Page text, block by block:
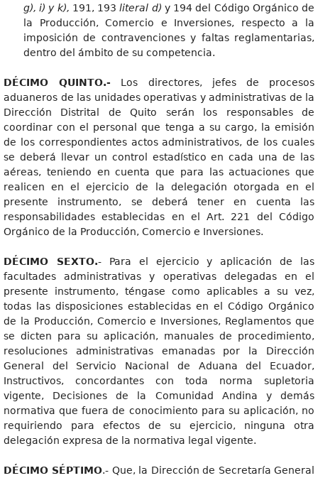
g), i) y k), 191, 193literal d) y 194 del Código Orgánico de
la Producción, Comercio e Inversiones, respecto a la
imposición de contravenciones y faltas reglamentarias,
dentro del ámbito de su competencia.
DÉCIMO QUINTO.- Los directores, jefes de procesos
aduaneros de las unidades operativas y administrativas de la
Dirección Distrital de Quito serán los responsables de
coordinar con el personal que tenga a su cargo, la emisión
de los correspondientes actos administrativos, de los cuales
se deberá llevar un control estadístico en cada una de las
aéreas, teniendo en cuenta que para las actuaciones que
realicen en el ejercicio de la delegación otorgada en el
presente instrumento, se deberá tener en cuenta las
responsabilidades establecidas en el Art. 221 del Código
Orgánico de la Producción, Comercio e Inversiones.
DÉCIMO SEXTO.- Para el ejercicio y aplicación de las
facultades administrativas y operativas delegadas en el
presente instrumento, téngase como aplicables a su vez,
todas las disposiciones establecidas en el Código Orgánico
de la Producción, Comercio e Inversiones, Reglamentos que
se dicten para su aplicación, manuales de procedimiento,
resoluciones administrativas emanadas por la Dirección
General del Servicio Nacional de Aduana del Ecuador,
Instructivos, concordantes con toda norma supletoria
vigente, Decisiones de la Comunidad Andina y demás
normativa que fuera de conocimiento para su aplicación, no
requiriendo para efectos de su ejercicio, ninguna otra
delegación expresa de la normativa legal vigente.
DÉCIMO SÉPTIMO.- Que, la Dirección de Secretaría General